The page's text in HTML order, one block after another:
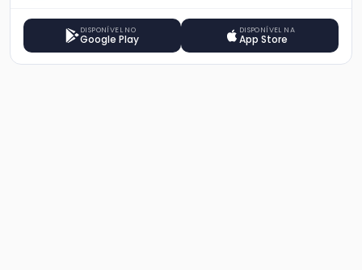
DISPONÍVEL NO
Google Play
DISPONÍVEL NA
App Store